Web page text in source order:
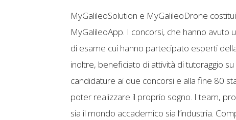
MyGalileoSolution e MyGalileoDrone
MyGalileoApp. I concorsi, che hanno
di esame cui hanno partecipato esperti
inoltre, beneficiato di attività di tutoraggio
candidature ai due concorsi e alla fine 80
poter realizzare il proprio sogno. I team,
sia il mondo accademico sia l’industria.